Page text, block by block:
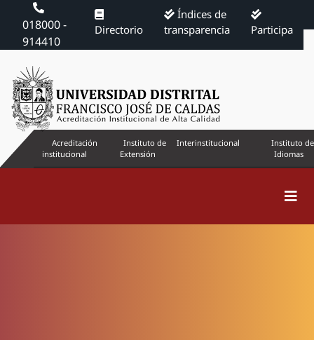
018000 -
914410
Directorio
Índices de
transparencia
Participa
Acreditación
institucional
Instituto de
Extensión
Interinstitucional
Instituto de
Idiomas